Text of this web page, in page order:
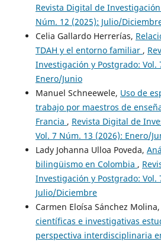
Revista Digital de
Núm. 12 (2025): Julio/
Celia Gallardo Herrerías,
TDAH y el entorno familiar ,
Investigación y Postgrado: Vol.
Enero/Junio
Manuel Schneewele, Uso de
trabajo por maestros de
Francia , Revista Digital de
Vol. 7 Núm. 13 (2026): Enero/
Lady Johanna Ulloa Poveda,
bilingüismo en Colombia ,
Investigación y Postgrado: Vol.
Julio/Diciembre
Carmen Eloísa Sánchez Molina,
científicas e investigativas
perspectiva interdisciplinaria